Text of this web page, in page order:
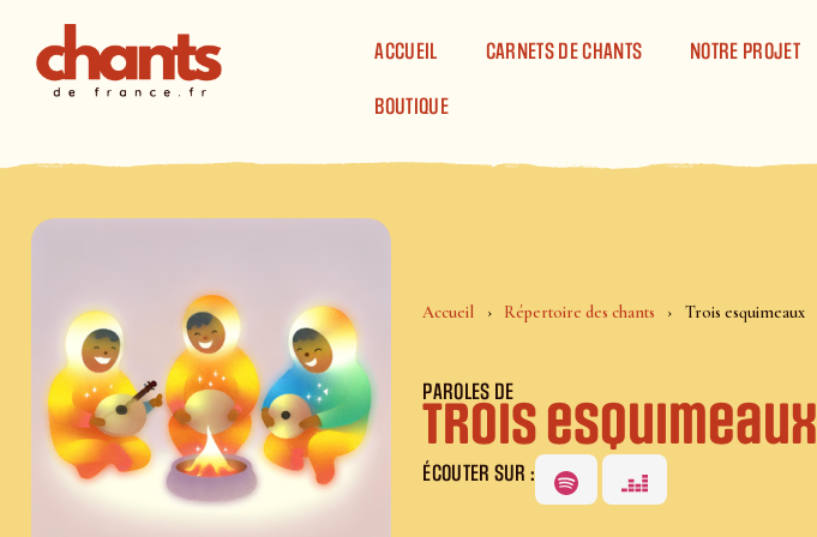
ACCUEIL
CARNETS DE CHANTS NOTRE PROJET
BOUTIQUE
Accueil Répertoire des chants Trois esquimeaux
PAROLES DE
Trois esquimeaux
ÉCOUTER SUR :